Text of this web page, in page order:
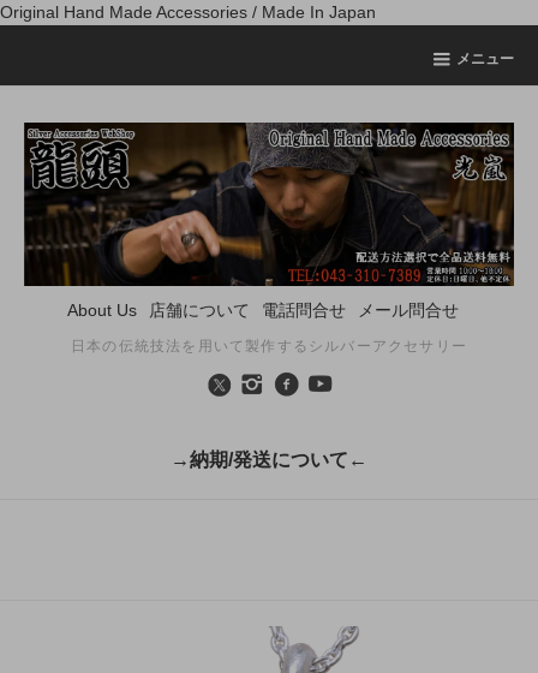
Original Hand Made Accessories / Made In Japan
メニュー
About Us 店舗について 電話問合せ メール問合せ
日本の伝統技法を用いて製作するシルバーアクセサリー
→納期/発送について←